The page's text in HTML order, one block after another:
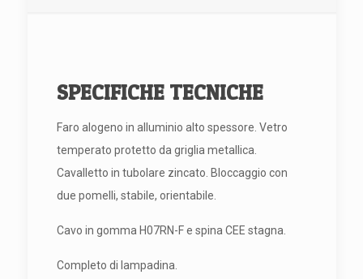
SPECIFICHE TECNICHE
Faro alogeno in alluminio alto spessore. Vetro
temperato protetto da griglia metallica.
Cavalletto in tubolare zincato. Bloccaggio con
due pomelli, stabile, orientabile.
Cavo in gomma H07RN-F e spina CEE stagna.
Completo di lampadina.